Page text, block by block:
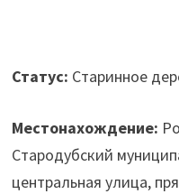
Статус: Старинное
Местонахождение:
Стародубский
центральная улица,